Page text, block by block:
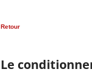
Retour
Le